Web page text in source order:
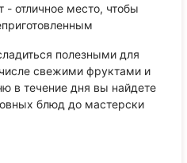
отличное место, чтобы
полезными для
свежими фруктами и
в течение дня вы найдете
блюд до мастерски